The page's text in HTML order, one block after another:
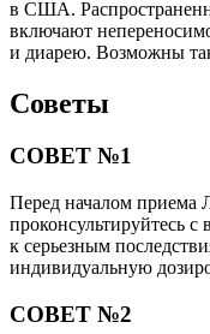
в США.
включают
и диарею. Возможны
Советы
СОВЕТ №1
Перед началом приема
проконсультируйтесь
к серьезным
индивидуальную
СОВЕТ №2